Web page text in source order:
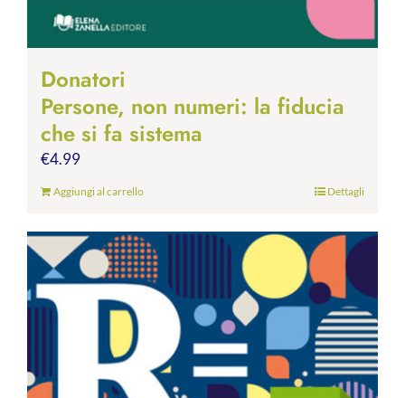
Donatori
Persone, non numeri: la fiducia
che si fa sistema
€4.99
Aggiungi al carrello Dettagli